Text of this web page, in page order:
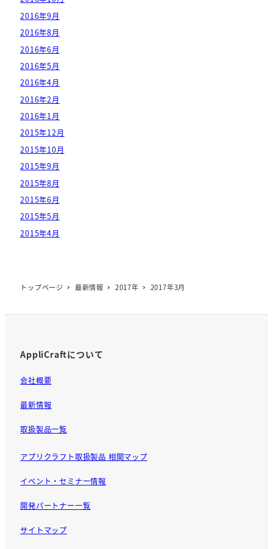
2016年9月
2016年8月
2016年6月
2016年5月
2016年4月
2016年2月
2016年1月
2015年12月
2015年10月
2015年9月
2015年8月
2015年6月
2015年5月
2015年4月
トップページ 最新情報 2017年 2017年3月
AppliCraftについて
会社概要
最新情報
取扱製品一覧
アプリクラフト取扱製品 相関マップ
イベント・セミナー情報
開発パートナー一覧
サイトマップ